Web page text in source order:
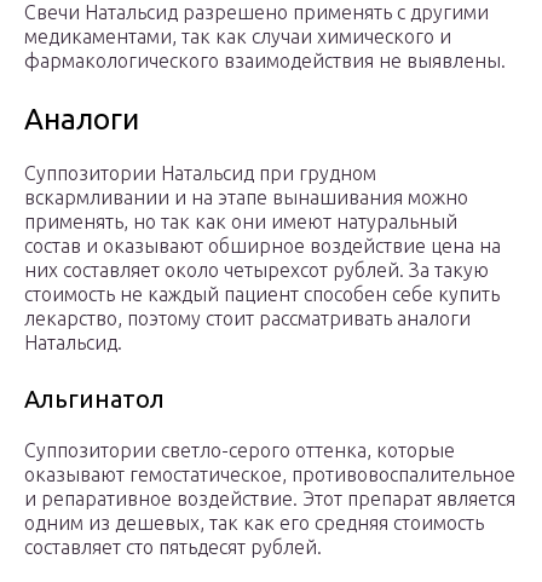
Свечи Натальсид разрешено применять с другими
медикаментами, так как случаи химического и
фармакологического взаимодействия не выявлены.
Аналоги
Суппозитории Натальсид при грудном
вскармливании и на этапе вынашивания можно
применять, но так как они имеют натуральный
состав и оказывают обширное воздействие цена на
них составляет около четырехсот рублей. За такую
стоимость не каждый пациент способен себе купить
лекарство, поэтому стоит рассматривать аналоги
Натальсид.
Альгинатол
Суппозитории светло-серого оттенка, которые
оказывают гемостатическое, противовоспалительное
и репаративное воздействие. Этот препарат является
одним из дешевых, так как его средняя стоимость
составляет сто пятьдесят рублей.